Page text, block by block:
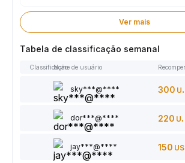
Ver mais
Tabela de classificação semanal
ClassificaçãoNome de usuário
sky***@**** 300 USDT
dor***@**** 220 USDT
jay***@**** 150 USDT